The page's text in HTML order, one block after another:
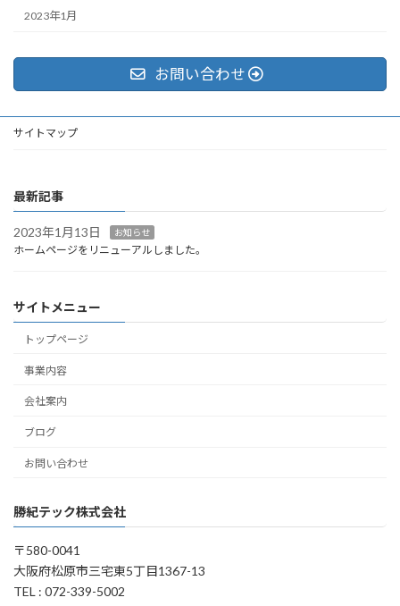
2023年1月
お問い合わせ
サイトマップ
最新記事
2023年1月13日 お知らせ
ホームページをリニューアルしました。
サイトメニュー
トップページ
事業内容
会社案内
ブログ
お問い合わせ
勝紀テック株式会社
〒580-0041
大阪府松原市三宅東5丁目1367-13
TEL : 072-339-5002